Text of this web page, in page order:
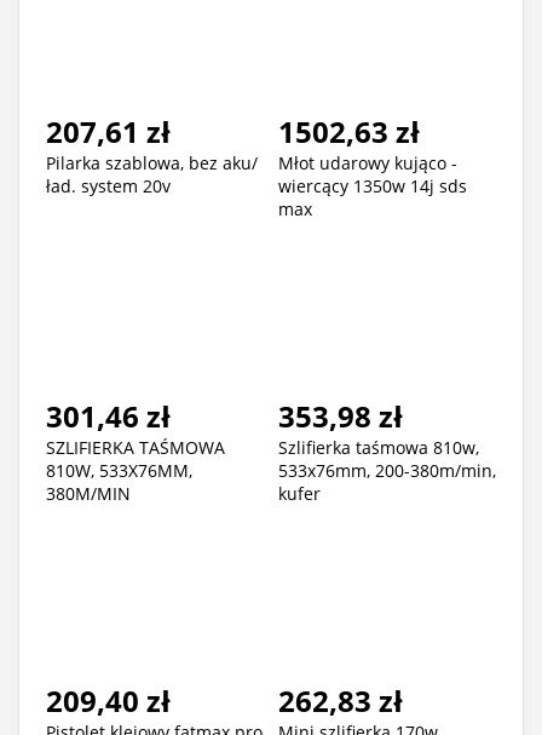
207,61 zł
Pilarka szablowa, bez aku/
ład. system 20v
1502,63 zł
Młot udarowy kująco -
wiercący 1350w 14j sds
max
301,46 zł
SZLIFIERKA TAŚMOWA
810W, 533X76MM,
380M/MIN
353,98 zł
Szlifierka taśmowa 810w,
533x76mm, 200-380m/min,
kufer
209,40 zł 262,83 zł